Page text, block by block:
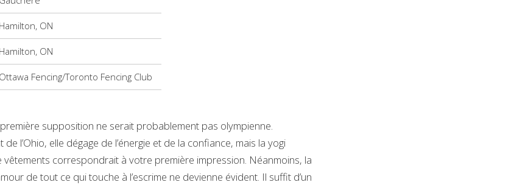
Hamilton, ON
Hamilton, ON
Ottawa Fencing/Toronto Fencing Club
supposition ne serait probablement pas olympienne.
l’Ohio, elle dégage de l’énergie et de la confiance, mais la yogi
correspondrait à votre première impression. Néanmoins, la
de tout ce qui touche à l’escrime ne devienne évident. Il suffit d’un